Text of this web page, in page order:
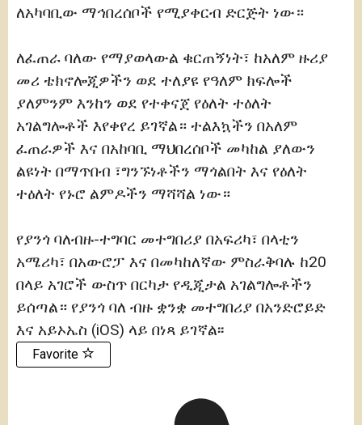
ለአካባቢው ማኅበረሰቦች የሚያቀርብ ድርጅት ነው።
ለፈጠራ ባለው የማያወላውል ቁርጠኝነት፣ ከአለም ዙሪያ
መሪ ቴክኖሎጂዎችን ወደ ተለያዩ የዓለም ክፍሎች
ያለምንም እንከን ወደ የተቀናጀ የዕለት ተዕለት
አገልግሎቶች እየቀየረ ይገኛል። ተልእኳችን በአለም
ፈጠራዎች እና በአከባቢ ማህበረሰቦች መካከል ያለውን
ልዩነት በማጥበብ ፣ግንኙነቶችን ማጎልበት እና የዕለት
ተዕለት የኑሮ ልምዶችን ማሻሻል ነው።
የያንጎ ባለብዙ-ተግባር መተግበሪያ በአፍሪካ፣ በላቲን
አሜሪካ፣ በአውሮፓ እና በመካከለኛው ምስራቅባሉ ከ20
በላይ አገሮች ውስጥ በርካታ የዲጂታል አገልግሎቶችን
ይሰጣል። የያንጎ ባለ ብዙ ቋንቋ መተግበሪያ በአንድሮይድ
እና አይኦኤስ (iOS) ላይ በነጻ ይገኛል፡፡
Favorite